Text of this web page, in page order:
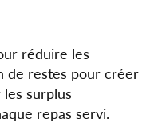
réduire les
de restes pour créer
surplus
repas servi.